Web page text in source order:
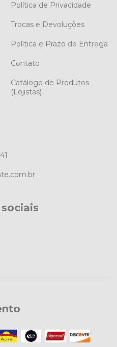
Política de Privacidade
Trocas e Devoluções
Política e Prazo de Entrega
Contato
Catálogo de Produtos
(Lojistas)